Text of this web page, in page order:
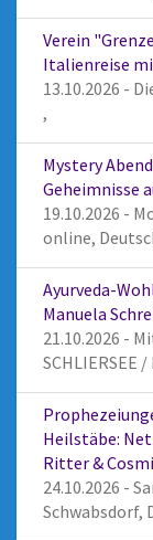
Verein
Italienreise
13.10.2026 -
,
Mystery
Geheimnisse
19.10.2026 -
online,
Ayurveda-
Manuela
21.10.2026 -
SCHLIERSEE
Heilstäbe:
Ritter &
24.10.2026 -
Schwabsdorf,